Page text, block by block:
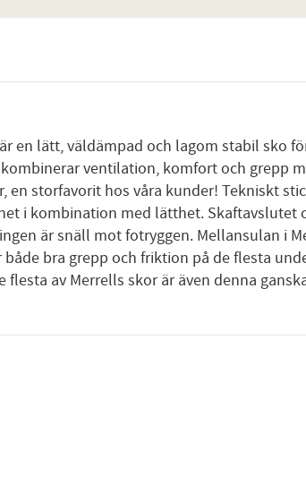
en lätt, väldämpad och lagom stabil sko
ventilation, komfort och grepp
storfavorit hos våra kunder! Tekniskt
i kombination med lätthet. Skaftavslutet
är snäll mot fotryggen. Mellansulan i
bra grepp och friktion på de flesta
av Merrells skor är även denna